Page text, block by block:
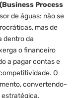
Process
de águas: não se
mas de
dentro da
o financeiro
a pagar contas e
O
convertendo-
estratégica.